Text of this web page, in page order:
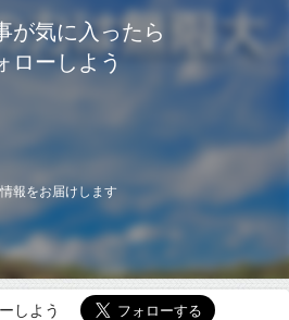
が気に入ったら
ローしよう
報をお届けします
しよう